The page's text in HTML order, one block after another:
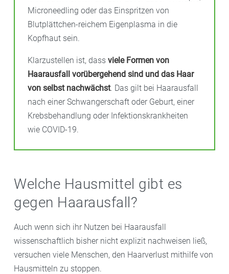
Microneedling oder das Einspritzen von
Blutplättchen-reichem Eigenplasma in die
Kopfhaut sein.
Klarzustellen ist, dass viele Formen von
Haarausfall vorübergehend sind und das Haar
von selbst nachwächst. Das gilt bei Haarausfall
nach einer Schwangerschaft oder Geburt, einer
Krebsbehandlung oder Infektionskrankheiten
wie COVID-19.
Welche Hausmittel gibt es
gegen Haarausfall?
Auch wenn sich ihr Nutzen bei Haarausfall
wissenschaftlich bisher nicht explizit nachweisen ließ,
versuchen viele Menschen, den Haarverlust mithilfe von
Hausmitteln zu stoppen.